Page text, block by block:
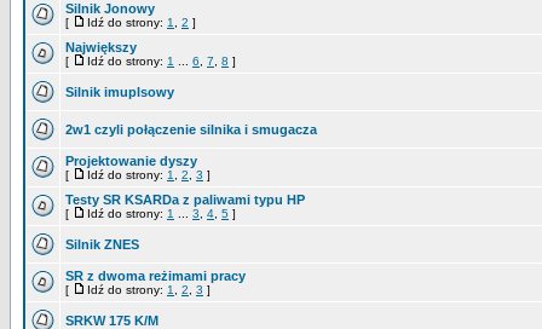
Silnik Jonowy
[ Idź do strony: 1 2 ]
Największy
[ Idź do strony: 1 6 7 8 ]
Silnik imuplsowy
2w1 czyli połączenie silnika i smugacza
Projektowanie dyszy
[ Idź do strony: 1 2 3 ]
Testy SR KSARDa z paliwami typu HP
[ Idź do strony: 1 3 4 5 ]
Silnik ZNES
SR z dwoma reżimami pracy
[ Idź do strony: 1 2 3 ]
SRKW 175 K/M